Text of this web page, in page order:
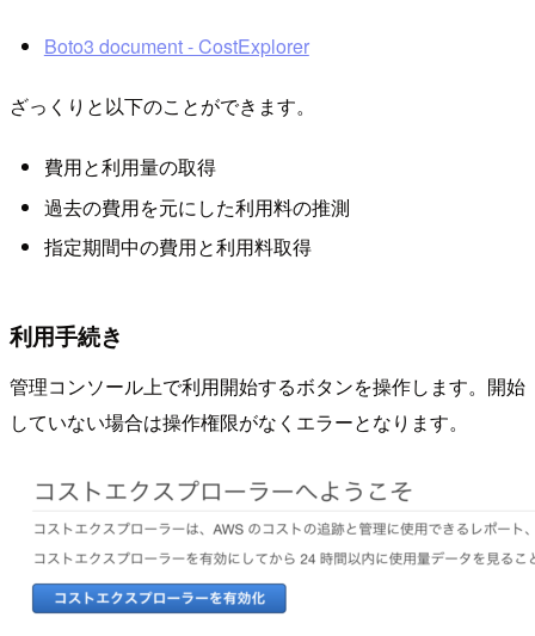
Boto3 document - CostExplorer
ざっくりと以下のことができます。
費用と利用量の取得
過去の費用を元にした利用料の推測
指定期間中の費用と利用料取得
利用手続き
管理コンソール上で利用開始するボタンを操作します。開始
していない場合は操作権限がなくエラーとなります。